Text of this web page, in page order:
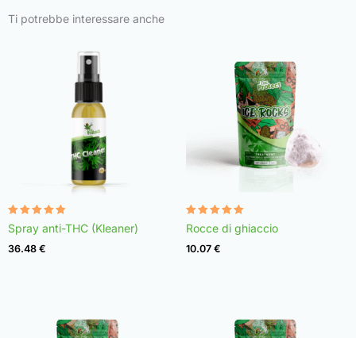
Ti potrebbe interessare anche
Valutato
4.75
su 5
Spray anti-THC (Kleaner)
36.48 €
Valutato
4.98
su 5
Rocce di ghiaccio
10.07 €